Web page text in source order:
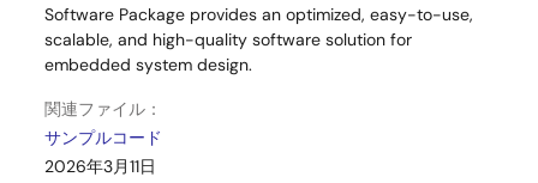
Software Package provides an optimized, easy-to-use,
scalable, and high-quality software solution for
embedded system design.
関連ファイル：
サンプルコード
2026年3月11日